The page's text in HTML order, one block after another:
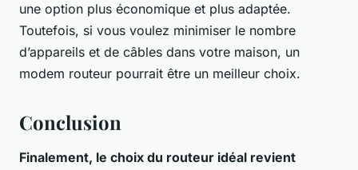
une option plus économique et plus adaptée.
Toutefois, si vous voulez minimiser le nombre
d’appareils et de câbles dans votre maison, un
modem routeur pourrait être un meilleur choix.
Conclusion
Finalement, le choix du routeur idéal revient